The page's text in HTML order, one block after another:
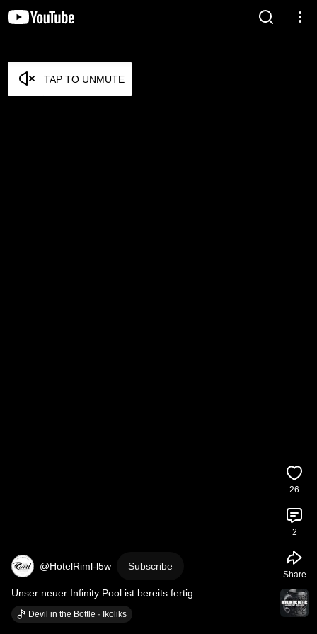
TAP TO UNMUTE
@HotelRiml-l5w Subscribe
Unser neuer Infinity Pool ist bereits fertig
Devil in the Bottle · Ikoliks
26
2
Share